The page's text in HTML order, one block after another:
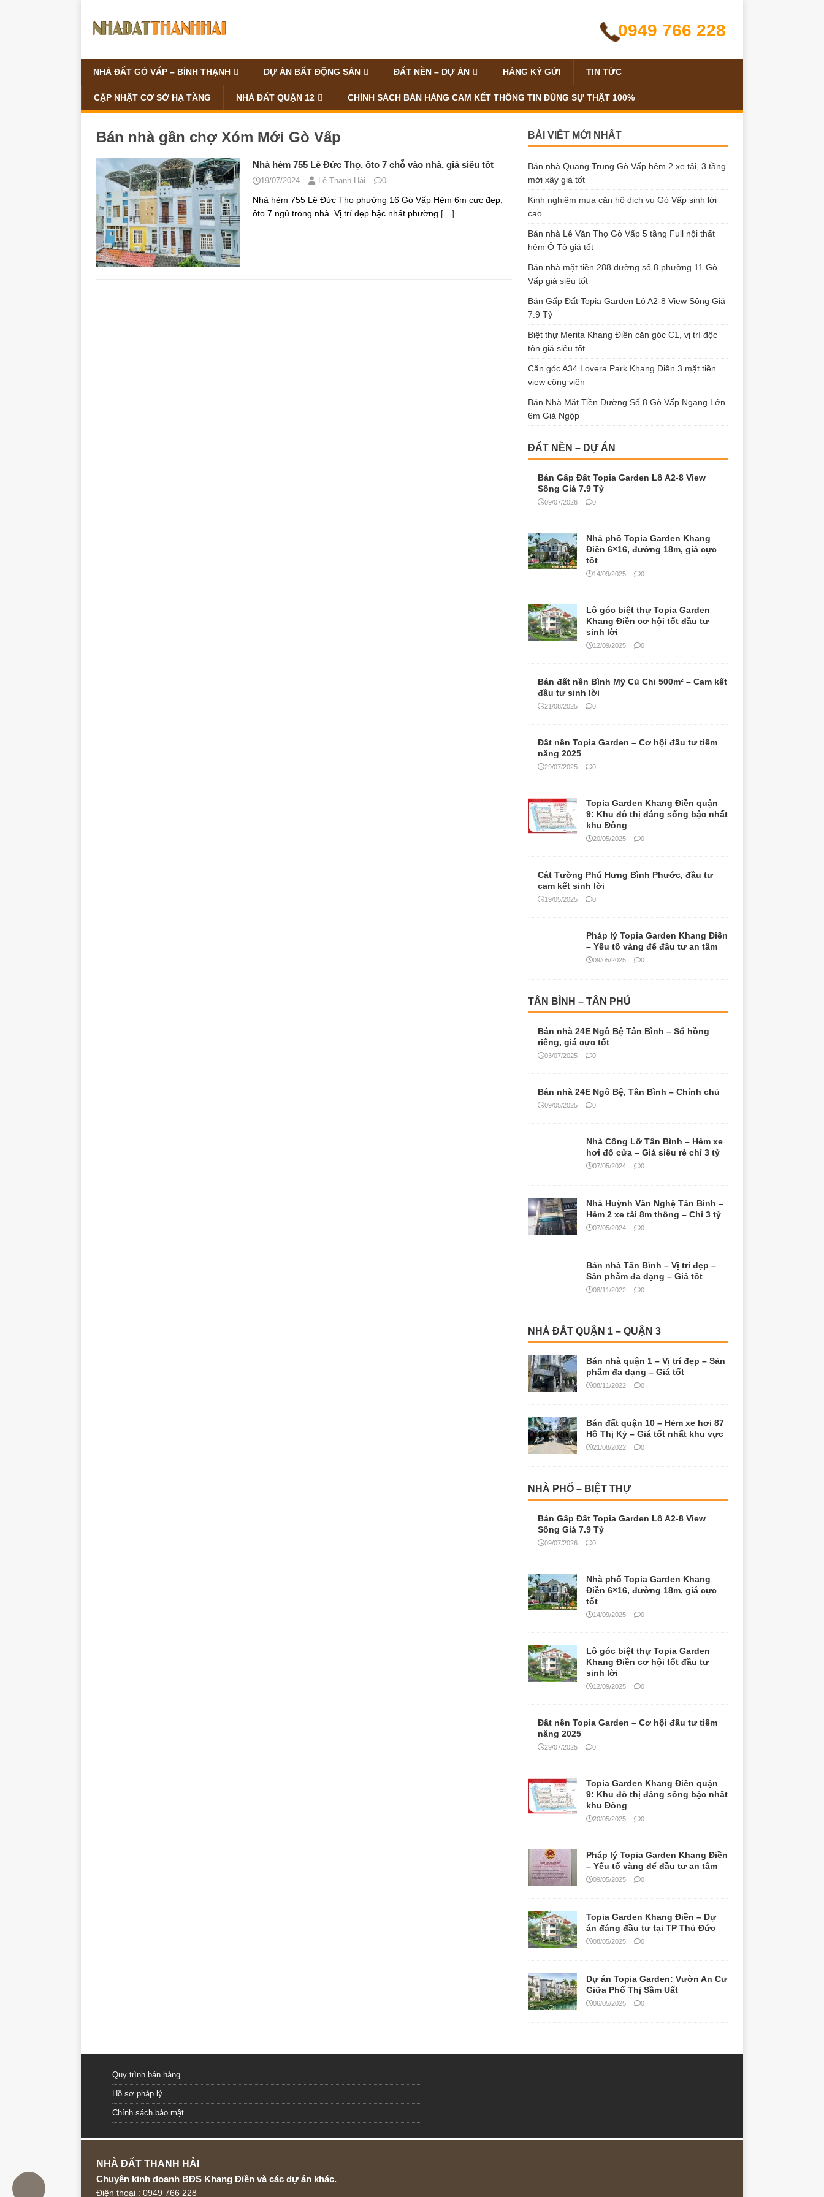
0949 766 228
NHÀ ĐẤT GÒ VẤP – BÌNH THẠNH DỰ ÁN BẤT ĐỘNG SẢN ĐẤT NỀN – DỰ ÁN HÀNG KÝ GỬI TIN TỨC
CẬP NHẬT CƠ SỞ HẠ TẦNG NHÀ ĐẤT QUẬN 12 CHÍNH SÁCH BÁN HÀNG CAM KẾT THÔNG TIN ĐÚNG SỰ THẬT 100%
Bán nhà gần chợ Xóm Mới Gò Vấp
Nhà hẻm 755 Lê Đức Thọ, ôto 7 chỗ vào nhà, giá siêu tốt
19/07/2024 Lê Thanh Hải 0
Nhà hẻm 755 Lê Đức Thọ phường 16 Gò Vấp Hẻm 6m cực đẹp,
ôto 7 ngủ trong nhà. Vị trí đẹp bậc nhất phường […]
BÀI VIẾT MỚI NHẤT
Bán nhà Quang Trung Gò Vấp hẻm 2 xe tải, 3 tầng
mới xây giá tốt
Kinh nghiệm mua căn hộ dịch vụ Gò Vấp sinh lời
cao
Bán nhà Lê Văn Thọ Gò Vấp 5 tầng Full nội thất
hẻm Ô Tô giá tốt
Bán nhà mặt tiền 288 đường số 8 phường 11 Gò
Vấp giá siêu tốt
Bán Gấp Đất Topia Garden Lô A2-8 View Sông Giá
7.9 Tỷ
Biệt thự Merita Khang Điền căn góc C1, vị trí độc
tôn giá siêu tốt
Căn góc A34 Lovera Park Khang Điền 3 mặt tiền
view công viên
Bán Nhà Mặt Tiền Đường Số 8 Gò Vấp Ngang Lớn
6m Giá Ngộp
ĐẤT NỀN – DỰ ÁN
Bán Gấp Đất Topia Garden Lô A2-8 View
Sông Giá 7.9 Tỷ
09/07/2026 0
Nhà phố Topia Garden Khang
Điền 6×16, đường 18m, giá cực
tốt
14/09/2025 0
Lô góc biệt thự Topia Garden
Khang Điền cơ hội tốt đầu tư
sinh lời
12/09/2025 0
Bán đất nền Bình Mỹ Củ Chi 500m² – Cam kết
đầu tư sinh lời
21/08/2025 0
Đất nền Topia Garden – Cơ hội đầu tư tiềm
năng 2025
29/07/2025 0
Topia Garden Khang Điền quận
9: Khu đô thị đáng sống bậc nhất
khu Đông
20/05/2025 0
Cát Tường Phú Hưng Bình Phước, đầu tư
cam kết sinh lời
19/05/2025 0
Pháp lý Topia Garden Khang Điền
– Yếu tố vàng để đầu tư an tâm
09/05/2025 0
TÂN BÌNH – TÂN PHÚ
Bán nhà 24E Ngô Bệ Tân Bình – Sổ hồng
riêng, giá cực tốt
03/07/2025 0
Bán nhà 24E Ngô Bệ, Tân Bình – Chính chủ
09/05/2025 0
Nhà Cống Lỡ Tân Bình – Hẻm xe
hơi đổ cửa – Giá siêu rẻ chỉ 3 tỷ
07/05/2024 0
Nhà Huỳnh Văn Nghệ Tân Bình –
Hẻm 2 xe tải 8m thông – Chỉ 3 tỷ
07/05/2024 0
Bán nhà Tân Bình – Vị trí đẹp –
Sản phẫm đa dạng – Giá tốt
08/11/2022 0
NHÀ ĐẤT QUẬN 1 – QUẬN 3
Bán nhà quận 1 – Vị trí đẹp – Sản
phẫm đa dạng – Giá tốt
08/11/2022 0
Bán đất quận 10 – Hẻm xe hơi 87
Hồ Thị Kỷ – Giá tốt nhất khu vực
21/08/2022 0
NHÀ PHỐ – BIỆT THỰ
Bán Gấp Đất Topia Garden Lô A2-8 View
Sông Giá 7.9 Tỷ
09/07/2026 0
Nhà phố Topia Garden Khang
Điền 6×16, đường 18m, giá cực
tốt
14/09/2025 0
Lô góc biệt thự Topia Garden
Khang Điền cơ hội tốt đầu tư
sinh lời
12/09/2025 0
Đất nền Topia Garden – Cơ hội đầu tư tiềm
năng 2025
29/07/2025 0
Topia Garden Khang Điền quận
9: Khu đô thị đáng sống bậc nhất
khu Đông
20/05/2025 0
Pháp lý Topia Garden Khang Điền
– Yếu tố vàng để đầu tư an tâm
09/05/2025 0
Topia Garden Khang Điền – Dự
án đáng đầu tư tại TP Thủ Đức
08/05/2025 0
Dự án Topia Garden: Vườn An Cư
Giữa Phố Thị Sầm Uất
06/05/2025 0
Quy trình bán hàng
Hồ sơ pháp lý
Chính sách bảo mật
NHÀ ĐẤT THANH HẢI
Chuyên kinh doanh BĐS Khang Điền và các dự án khác.
Điện thoại : 0949 766 228